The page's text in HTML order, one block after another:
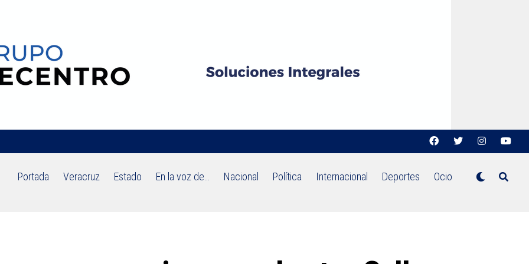
Portada Veracruz Estado En la voz de… Nacional Política Internacional Deportes Ocio